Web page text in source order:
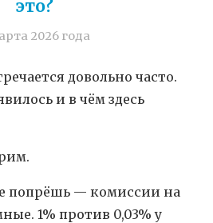
это?
2026 года
довольно часто.
и в чём здесь
попрёшь — комиссии на
1% против 0,03% у